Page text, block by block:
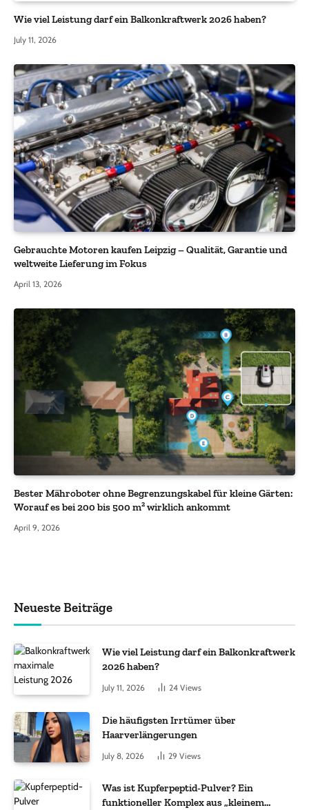
Wie viel Leistung darf ein Balkonkraftwerk 2026 haben?
July 11, 2026
Gebrauchte Motoren kaufen Leipzig – Qualität, Garantie und
weltweite Lieferung im Fokus
April 13, 2026
Bester Mähroboter ohne Begrenzungskabel für kleine Gärten:
Worauf es bei 200 bis 500 m² wirklich ankommt
April 9, 2026
Neueste Beiträge
Wie viel Leistung darf ein Balkonkraftwerk
2026 haben?
July 11, 2026 24 Views
Die häufigsten Irrtümer über
Haarverlängerungen
July 8, 2026 29 Views
Was ist Kupferpeptid-Pulver? Ein
funktioneller Komplex aus „kleinem